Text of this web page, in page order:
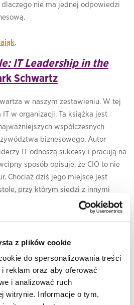
z plików cookie
do spersonalizowania treści
reklam oraz aby oferować
i analizować ruch
witrynie. Informacje o tym,
dlaczego nie ma jednej odpowiedzi
.
IT Leadership in the
Schwartz
w naszym zestawieniu. W tej
w organizacji. Ta książka jest
współczesnych
biznesowego. Autor
IT odnoszą sukcesy i pracują na
sposób opisuje, że CIO to nie
Chociaż dziś jego miejsce jest
przy którym siedzi z innymi
inspirowanie, dodawanie
działów. W obliczu cyfrowej
na archaiczne myślenie o tym,
Mądre organizacje wiedzą, że
zasobów działalności.
zmieniły reguły gry i pokazały